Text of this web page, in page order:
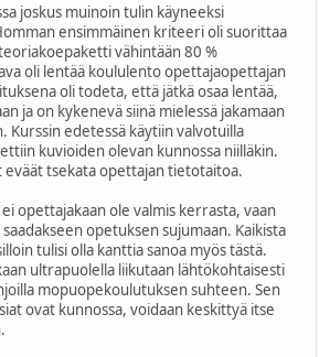
joskus muinoin tulin käyneeksi
ensimmäinen kriteeri oli suorittaa
vähintään 80 %
oli lentää koululento opettajaopettajan
oli todeta, että jätkä osaa lentää,
ja on kykenevä siinä mielessä jakamaan
Kurssin edetessä käytiin valvotuilla
kuvioiden olevan kunnossa niilläkin.
eväät tsekata opettajan tietotaitoa.
opettajakaan ole valmis kerrasta, vaan
opetuksen sujumaan. Kaikista
tulisi olla kanttia sanoa myös tästä.
ultrapuolella liikutaan lähtökohtaisesti
mopuopekoulutuksen suhteen. Sen
ovat kunnossa, voidaan keskittyä itse